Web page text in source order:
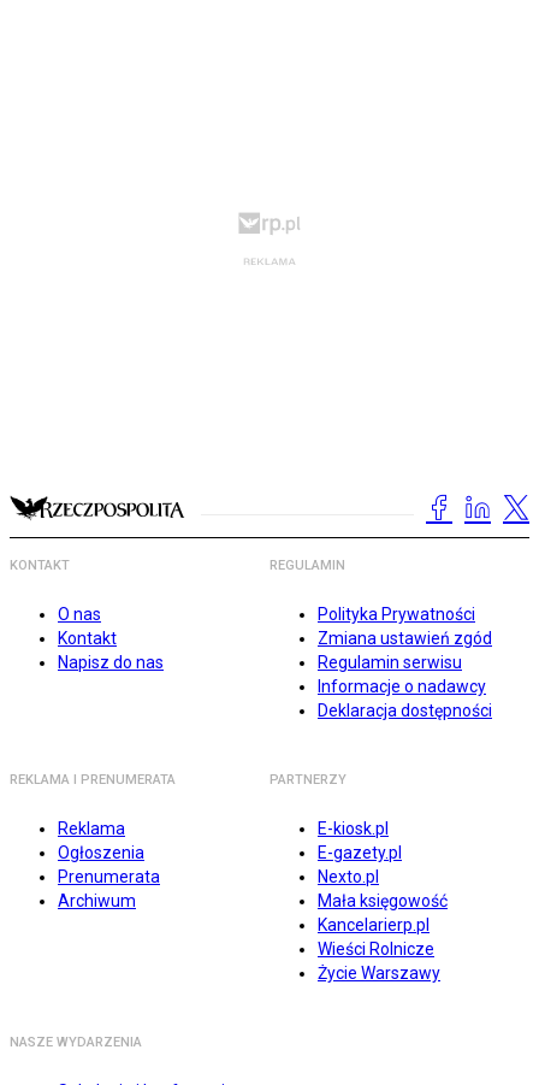
KONTAKT
O nas
Kontakt
Napisz do nas
REGULAMIN
Polityka Prywatności
Zmiana ustawień zgód
Regulamin serwisu
Informacje o nadawcy
Deklaracja dostępności
REKLAMA I PRENUMERATA
Reklama
Ogłoszenia
Prenumerata
Archiwum
PARTNERZY
E-kiosk.pl
E-gazety.pl
Nexto.pl
Mała księgowość
Kancelarierp.pl
Wieści Rolnicze
Życie Warszawy
NASZE WYDARZENIA